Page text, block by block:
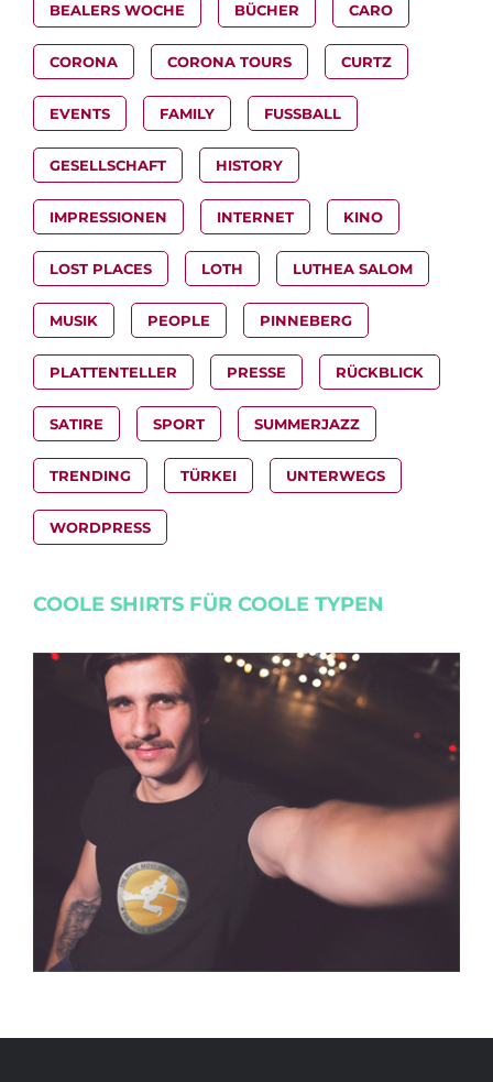
BEALERS WOCHE BÜCHER CARO
CORONA CORONA TOURS CURTZ
EVENTS FAMILY FUSSBALL
GESELLSCHAFT HISTORY
IMPRESSIONEN INTERNET KINO
LOST PLACES LOTH LUTHEA SALOM
MUSIK PEOPLE PINNEBERG
PLATTENTELLER PRESSE RÜCKBLICK
SATIRE SPORT SUMMERJAZZ
TRENDING TÜRKEI UNTERWEGS
WORDPRESS
COOLE SHIRTS FÜR COOLE TYPEN